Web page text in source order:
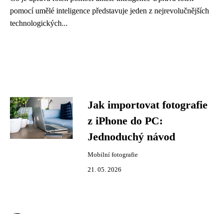
pomocí umělé inteligence představuje jeden z nejrevolučnějších
technologických...
Jak importovat fotografie
z iPhone do PC:
Jednoduchý návod
Mobilní fotografie
21. 05. 2026